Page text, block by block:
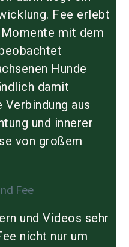
Fee erlebt
mit dem
Hunde
damit
Verbindung aus
und innerer
von großem
und Videos sehr
nicht nur um